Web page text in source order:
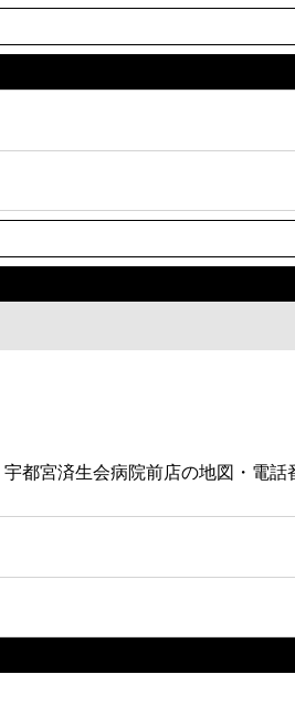
都宮済生会病院前店の地図・電話